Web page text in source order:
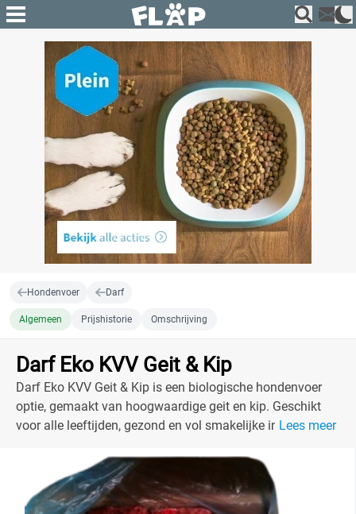
Hondenvoer Darf
Algemeen Prijshistorie Omschrijving
Darf Eko KVV Geit & Kip
Darf Eko KVV Geit & Kip is een biologische hondenvoer
optie, gemaakt van hoogwaardige geit en kip. Geschikt
voor alle leeftijden, gezond en vol smakelijke ingrediënten.
Lees meer